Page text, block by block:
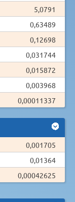
5,0791
0,63489
0,12698
0,031744
0,015872
0,003968
0,00011337
0,001705
0,01364
0,00042625